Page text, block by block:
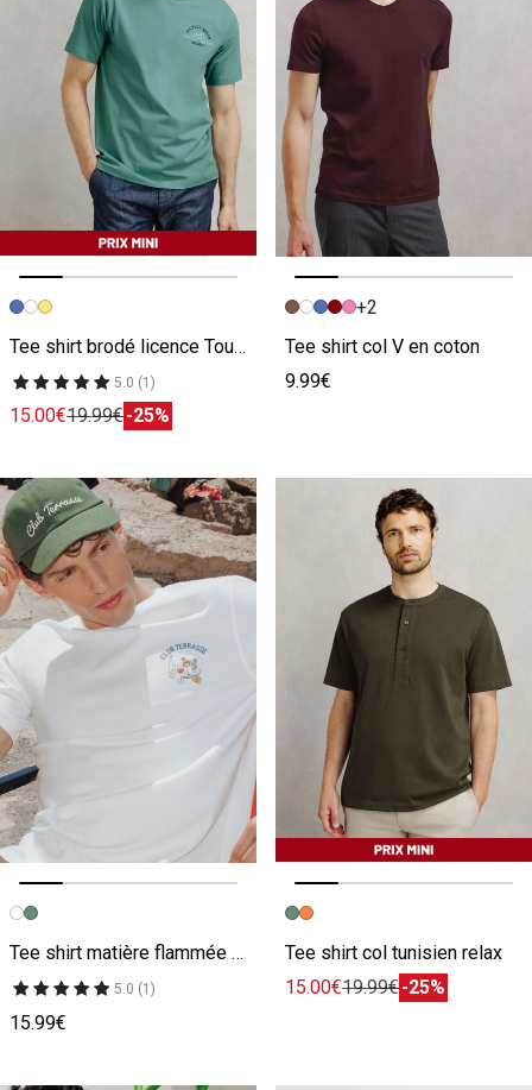
Image précédente
Image suivante
Tee shirt brodé licence Tour de France
5.0 (1)
15.00€19.99€-25%
Image précédente
Image suivante
+2
Tee shirt col V en coton
9.99€
Image précédente
Image suivante
Tee shirt matière flammée imprimé club terrasse
5.0 (1)
15.99€
Image précédente
Image suivante
Tee shirt col tunisien relax
15.00€19.99€-25%